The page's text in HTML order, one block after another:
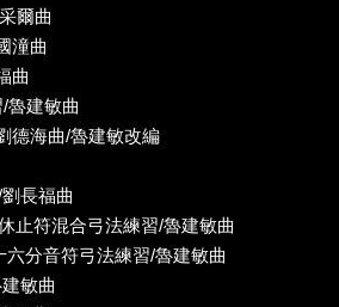
爾曲
潼曲
曲
魯建敏曲
德海曲/魯建敏改編
長福曲
止符混合弓法練習/魯建敏曲
分音符弓法練習/魯建敏曲
敏曲